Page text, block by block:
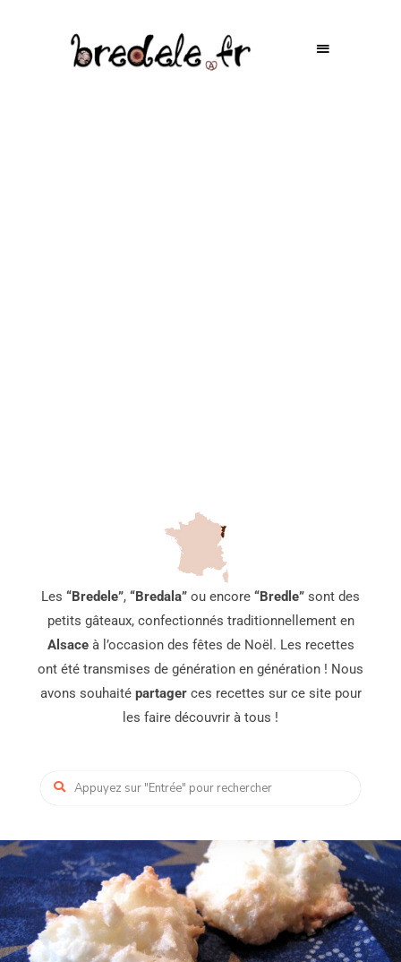
Les “Bredele”, “Bredala” ou encore “Bredle” sont des
petits gâteaux, confectionnés traditionnellement en
Alsaceà l’occasion des fêtes de Noël. Les recettes
ont été transmises de génération en génération ! Nous
avons souhaité partagerces recettes sur ce site pour
les faire découvrir à tous !